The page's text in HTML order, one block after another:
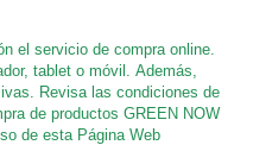
el servicio de compra online.
tablet o móvil. Además,
Revisa las condiciones de
de productos GREEN NOW
de esta Página Web